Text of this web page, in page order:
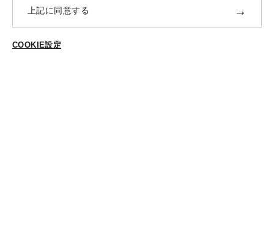
上記に同意する →
COOKIE設定